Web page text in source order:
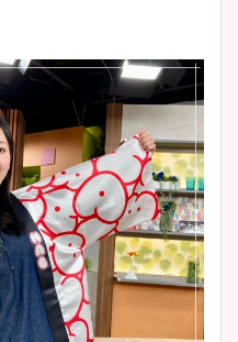
かわいい！カップや水着姿も
まとめた！
wikiプロフもチェック！
大家彩香アナのかわいいカッ
プ画像まとめ！同期や実家に
wikiプロフも！
安藤萌々アナのカップ画像や